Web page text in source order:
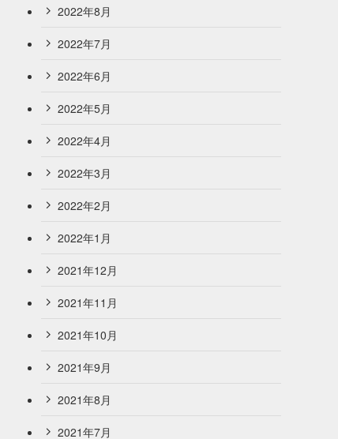
2022年8月
2022年7月
2022年6月
2022年5月
2022年4月
2022年3月
2022年2月
2022年1月
2021年12月
2021年11月
2021年10月
2021年9月
2021年8月
2021年7月